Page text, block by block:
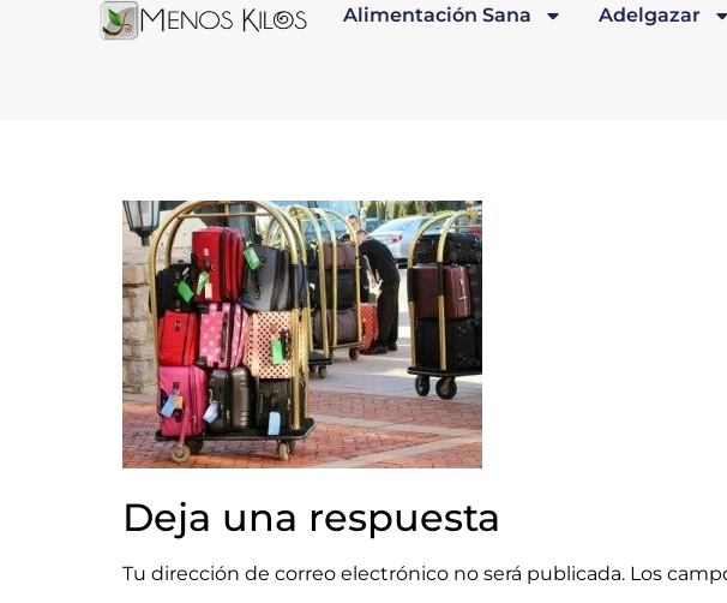
Alimentación Sana Adelgazar
Deja una respuesta
Tu dirección de correo electrónico no será publicada. Los